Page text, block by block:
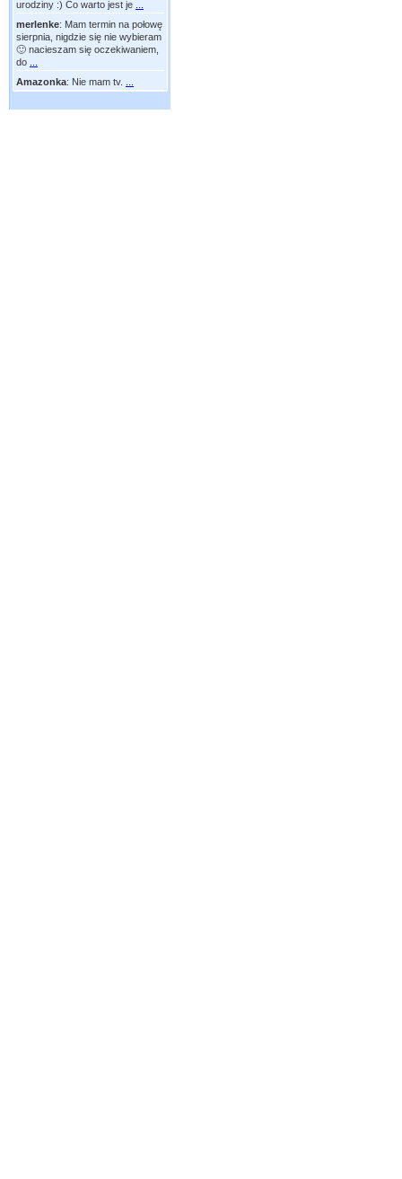
urodziny :) Co warto jest je
merlenke: Mam termin na połowę
sierpnia, nigdzie się nie wybieram
🙂 nacieszam się oczekiwaniem,
do
Amazonka: Nie mam tv.